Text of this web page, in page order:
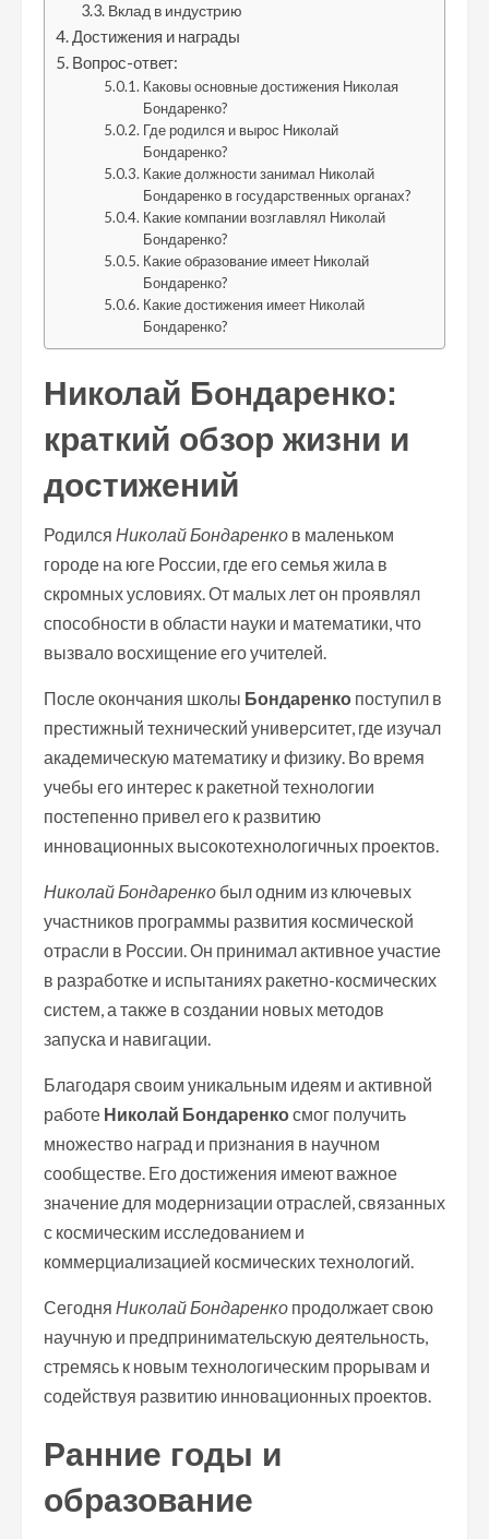
Вклад в индустрию
Достижения и награды
Вопрос-ответ:
Каковы основные достижения Николая
Бондаренко?
Где родился и вырос Николай
Бондаренко?
Какие должности занимал Николай
Бондаренко в государственных органах?
Какие компании возглавлял Николай
Бондаренко?
Какие образование имеет Николай
Бондаренко?
Какие достижения имеет Николай
Бондаренко?
Николай Бондаренко:
краткий обзор жизни и
достижений
Родился Николай Бондаренко в маленьком
городе на юге России, где его семья жила в
скромных условиях. От малых лет он проявлял
способности в области науки и математики, что
вызвало восхищение его учителей.
После окончания школы Бондаренко поступил в
престижный технический университет, где изучал
академическую математику и физику. Во время
учебы его интерес к ракетной технологии
постепенно привел его к развитию
инновационных высокотехнологичных проектов.
Николай Бондаренко был одним из ключевых
участников программы развития космической
отрасли в России. Он принимал активное участие
в разработке и испытаниях ракетно-космических
систем, а также в создании новых методов
запуска и навигации.
Благодаря своим уникальным идеям и активной
работе Николай Бондаренкосмог получить
множество наград и признания в научном
сообществе. Его достижения имеют важное
значение для модернизации отраслей, связанных
с космическим исследованием и
коммерциализацией космических технологий.
Сегодня Николай Бондаренко продолжает свою
научную и предпринимательскую деятельность,
стремясь к новым технологическим прорывам и
содействуя развитию инновационных проектов.
Ранние годы и
образование